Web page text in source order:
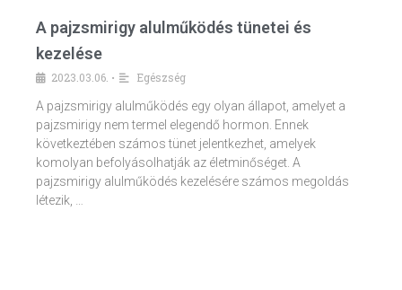
A pajzsmirigy alulműködés tünetei és
kezelése
2023.03.06. •
Egészség
A pajzsmirigy alulműködés egy olyan állapot, amelyet a
pajzsmirigy nem termel elegendő hormon. Ennek
következtében számos tünet jelentkezhet, amelyek
komolyan befolyásolhatják az életminőséget. A
pajzsmirigy alulműködés kezelésére számos megoldás
létezik, …